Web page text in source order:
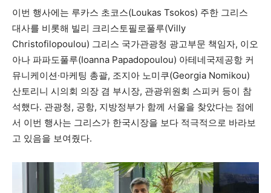
이번 행사에는 루카스 초코스(Loukas Tsokos) 주한 그리스
대사를 비롯해 빌리 크리스토필로풀루(Villy
Christofilopoulou) 그리스 국가관광청 광고부문 책임자, 이오
아나 파파도풀루(Ioanna Papadopoulou) 아테네국제공항 커
뮤니케이션·마케팅 총괄, 조지아 노미쿠(Georgia Nomikou)
산토리니 시의회 의장 겸 부시장, 관광위원회 스피커 등이 참
석했다. 관광청, 공항, 지방정부가 함께 서울을 찾았다는 점에
서 이번 행사는 그리스가 한국시장을 보다 적극적으로 바라보
고 있음을 보여줬다.